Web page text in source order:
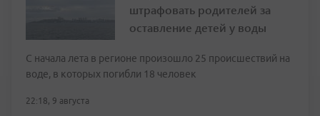
штрафовать родителей за
оставление детей у воды
С начала лета в регионе произошло 25 происшествий на
воде, в которых погибли 18 человек
22:18, 9 августа